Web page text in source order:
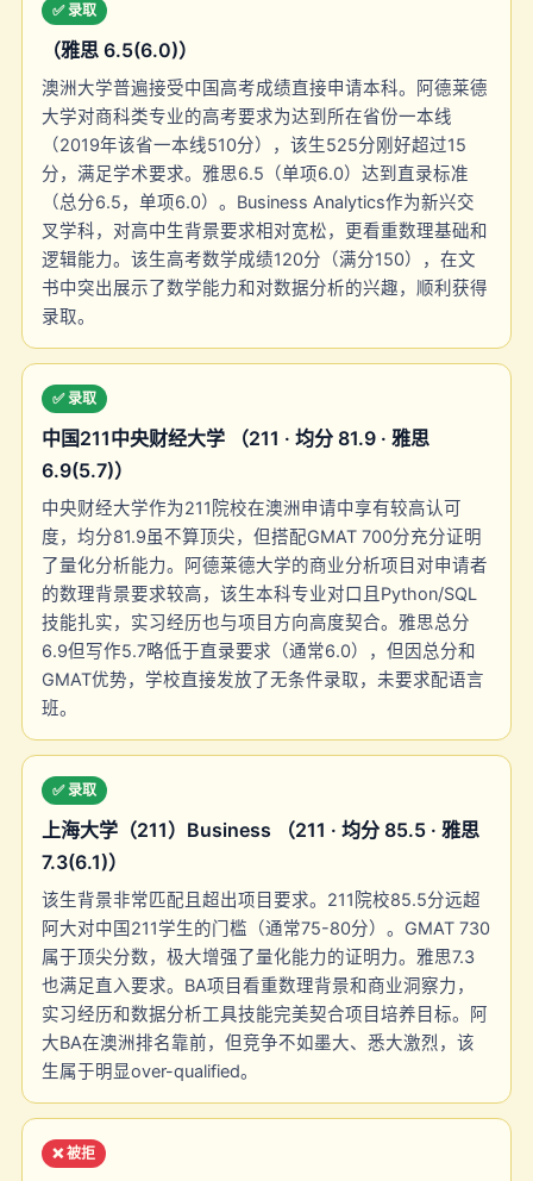
✅ 录取
（雅思 6.5(6.0)）
澳洲大学普遍接受中国高考成绩直接申请本科。阿德莱德
大学对商科类专业的高考要求为达到所在省份一本线
（2019年该省一本线510分），该生525分刚好超过15
分，满足学术要求。雅思6.5（单项6.0）达到直录标准
（总分6.5，单项6.0）。Business Analytics作为新兴交
叉学科，对高中生背景要求相对宽松，更看重数理基础和
逻辑能力。该生高考数学成绩120分（满分150），在文
书中突出展示了数学能力和对数据分析的兴趣，顺利获得
录取。
✅ 录取
中国211中央财经大学 （211 · 均分 81.9 · 雅思
6.9(5.7)）
中央财经大学作为211院校在澳洲申请中享有较高认可
度，均分81.9虽不算顶尖，但搭配GMAT 700分充分证明
了量化分析能力。阿德莱德大学的商业分析项目对申请者
的数理背景要求较高，该生本科专业对口且Python/SQL
技能扎实，实习经历也与项目方向高度契合。雅思总分
6.9但写作5.7略低于直录要求（通常6.0），但因总分和
GMAT优势，学校直接发放了无条件录取，未要求配语言
班。
✅ 录取
上海大学（211）Business （211 · 均分 85.5 · 雅思
7.3(6.1)）
该生背景非常匹配且超出项目要求。211院校85.5分远超
阿大对中国211学生的门槛（通常75-80分）。GMAT 730
属于顶尖分数，极大增强了量化能力的证明力。雅思7.3
也满足直入要求。BA项目看重数理背景和商业洞察力，
实习经历和数据分析工具技能完美契合项目培养目标。阿
大BA在澳洲排名靠前，但竞争不如墨大、悉大激烈，该
生属于明显over-qualified。
❌ 被拒